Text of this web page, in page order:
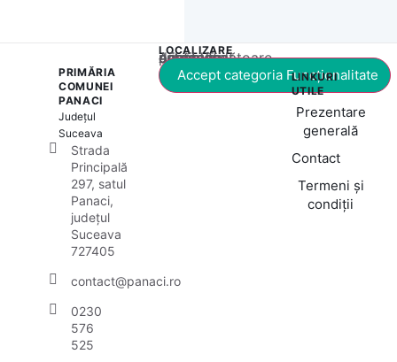
PRIMĂRIA
COMUNEI
PANACI
Județul
Suceava
Strada
Principală
297, satul
Panaci,
județul
Suceava
727405
contact@panaci.ro
0230
576
525
LOCALIZARE
Acest conținut este blocat până când acceptați categoria corespunzătoare de cookie-uri.
Accept categoria Funcționalitate
LINKURI
UTILE
Prezentare
generală
Contact
Termeni și
condiții